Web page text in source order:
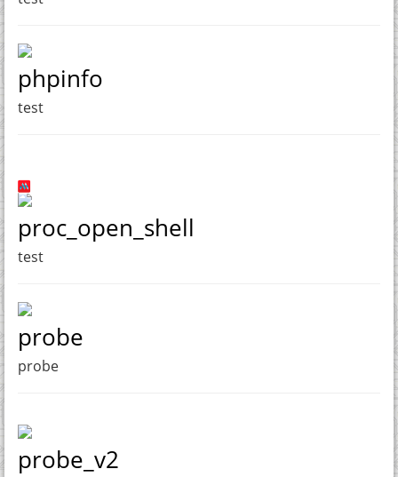
phpinfo
test
proc_open_shell
test
probe
probe
probe_v2